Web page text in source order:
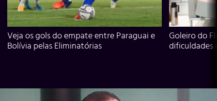
Veja os gols do empate entre Paraguai e
Bolívia pelas Eliminatórias
Goleiro do
dificuldades